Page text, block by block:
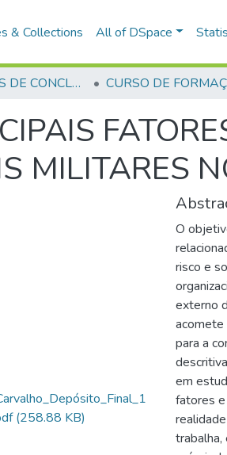
& Collections All of DSpace
TRABALHOS DE CONCLUSÃO DE CURSO - CFP (CURSO DE FORMAÇÃO DE PRAÇAS)
MILITARES
(258.88 KB)
O
risco e
externo
acomete
para a
em
fatores e
trabalha,